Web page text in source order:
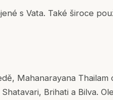
s Vata. Také široce
Mahanarayana Thailam
Brihati a Bilva.